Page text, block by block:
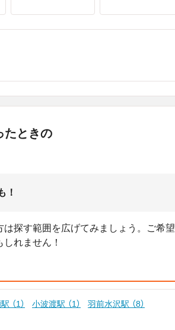
たときの
！
探す範囲を広げてみましょう。ご希望
れません！
（1） 小波渡駅 （1） 羽前水沢駅 （8）